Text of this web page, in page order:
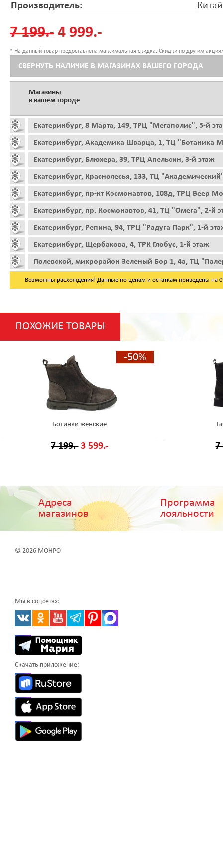
Производитель:
Китай
7 199.- 4 999.-
* На данный товар предоставлена максимальная скидка. Скидки по другим
СВЕРНУТЬ НАЛИЧИЕ В МАГАЗИНАХ ВАШЕГО ГОРОДА
Магазины
в вашем городе
Екатеринбург, 8 Марта, 149, ТРЦ "Мегаполис", 5-й
Екатеринбург, Академика Шварца, 1, ТЦ "Ботаника
Екатеринбург, Блюхера, 39, ТРЦ Апельсин, 3-й этаж
Екатеринбург, Краснолесья, 133, ТЦ
Екатеринбург, пр-кт Космонавтов, 108д, ТРЦ Веер
Екатеринбург, пр. Космонавтов, 41, ТЦ "Омега", 2-й
Екатеринбург, Репина, 94, ТРЦ "Радуга Парк", 1-й
Екатеринбург, Щербакова, 4, ТРК Глобус, 1-й этаж
Полевской, микрорайон Зеленый Бор 1, 4а, ТЦ
Возможны расхождения! Данные по ценам и остаткам приведены на
ПОХОЖИЕ ТОВАРЫ
-50%
Ботинки женские
7 199.- 3 599.- 7
Адреса
магазинов
Программа
лояльности
© 2026 МОНРО
Мы в соцсетях:
Скачать приложение: